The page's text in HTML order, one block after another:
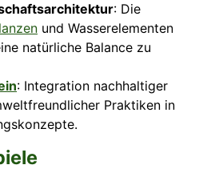
: Die
und Wasserelementen
natürliche Balance zu
: Integration nachhaltiger
Praktiken in